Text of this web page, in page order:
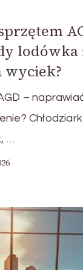
lodówka
wyciek?
–
…